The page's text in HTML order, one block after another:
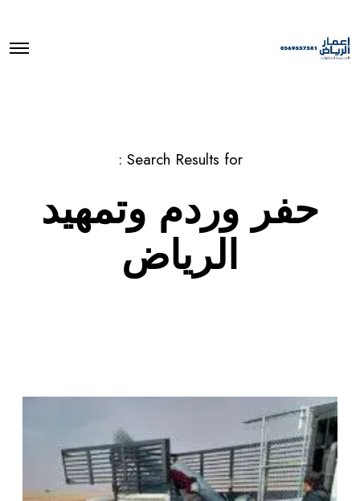
O
Search Results for :
حفر وردم وتمهيد
الرياض